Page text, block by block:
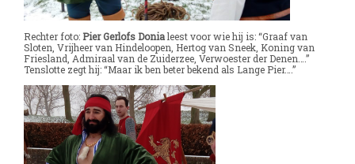
Rechter foto: Pier Gerlofs Donialeest voor wie hij is: “Graaf van
Sloten, Vrijheer van Hindeloopen, Hertog van Sneek, Koning van
Friesland, Admiraal van de Zuiderzee, Verwoester der Denen….”
Tenslotte zegt hij: “Maar ik ben beter bekend als Lange Pier….”